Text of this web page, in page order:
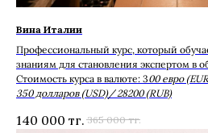
Вина Италии
Профессиональный курс, который
знаниям для становления экспертом в
Стоимость курса в валюте: 300 евро
350 долларов (USD)/ 28200 (RUB)
140 000 тг. 365 000 тг.